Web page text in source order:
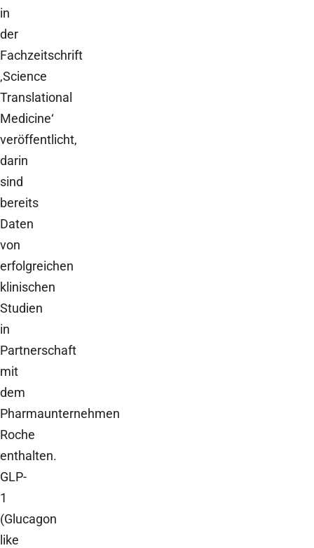
in
der
Fachzeitschrift
‚Science
Translational
Medicine‘
veröffentlicht,
darin
sind
bereits
Daten
von
erfolgreichen
klinischen
Studien
in
Partnerschaft
mit
dem
Pharmaunternehmen
Roche
enthalten.
GLP-
1
(Glucagon
like